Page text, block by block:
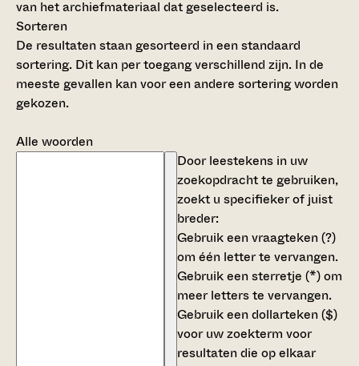
van het archiefmateriaal dat geselecteerd is.
Sorteren
De resultaten staan gesorteerd in een standaard
sortering. Dit kan per toegang verschillend zijn. In de
meeste gevallen kan voor een andere sortering worden
gekozen.
Alle woorden
Door leestekens in uw
zoekopdracht te gebruiken,
zoekt u specifieker of juist
breder:
Gebruik eenvraagteken (?)
om één letter te vervangen.
Gebruik eensterretje (*)om
meer letters te vervangen.
Gebruik eendollarteken ($)
voor uw zoekterm voor
resultaten die op elkaar